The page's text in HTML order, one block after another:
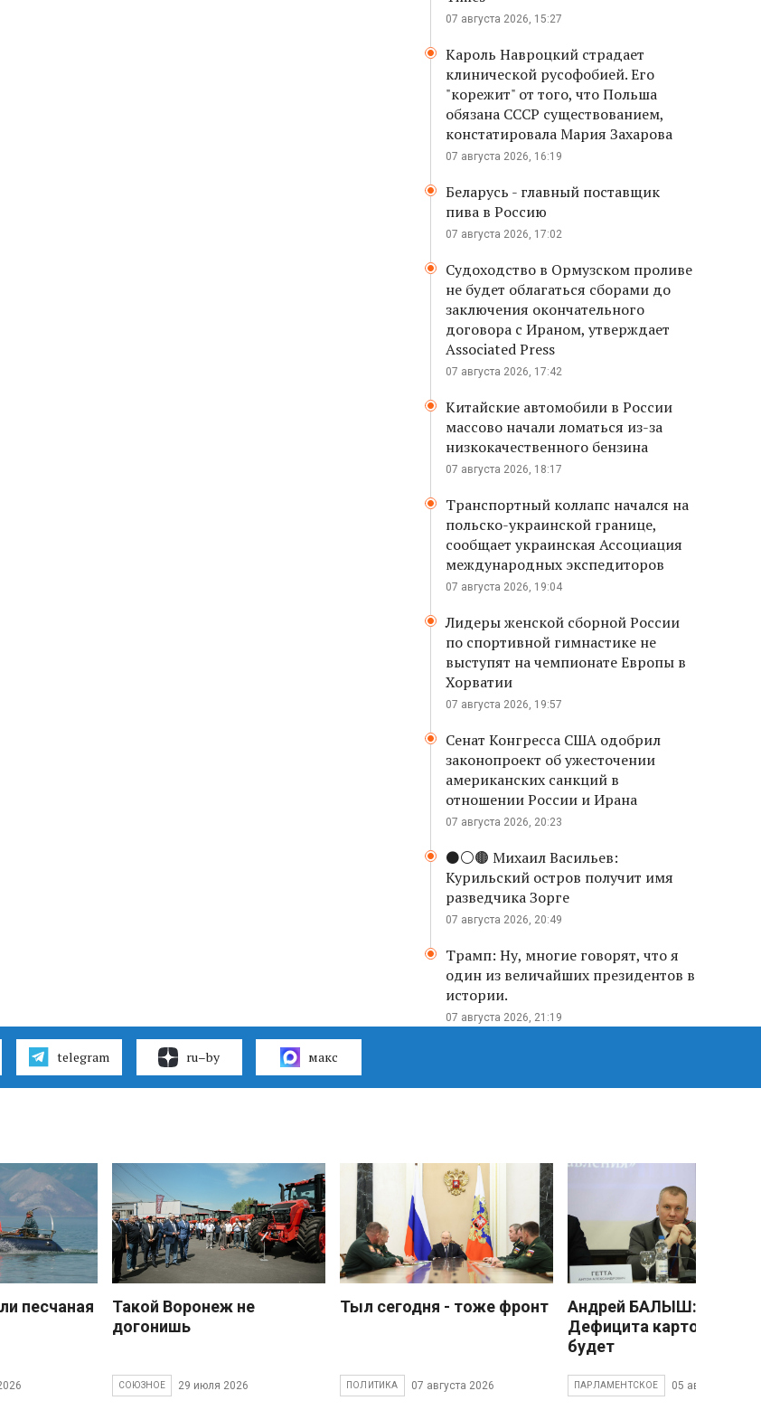
07 августа 2026, 15:27
Кароль Навроцкий страдает
клинической русофобией. Его
"корежит" от того, что Польша
обязана СССР существованием,
констатировала Мария Захарова
07 августа 2026, 16:19
Беларусь - главный поставщик
пива в Россию
07 августа 2026, 17:02
Судоходство в Ормузском проливе
не будет облагаться сборами до
заключения окончательного
договора с Ираном, утверждает
Associated Press
07 августа 2026, 17:42
Китайские автомобили в России
массово начали ломаться из-за
низкокачественного бензина
07 августа 2026, 18:17
Транспортный коллапс начался на
польско-украинской границе,
сообщает украинская Ассоциация
международных экспедиторов
07 августа 2026, 19:04
Лидеры женской сборной России
по спортивной гимнастике не
выступят на чемпионате Европы в
Хорватии
07 августа 2026, 19:57
Сенат Конгресса США одобрил
законопроект об ужесточении
американских санкций в
отношении России и Ирана
07 августа 2026, 20:23
⚫️⚪️🟤 Михаил Васильев:
Курильский остров получит имя
разведчика Зорге
07 августа 2026, 20:49
Трамп: Ну, многие говорят, что я
один из величайших президентов в
истории.
07 августа 2026, 21:19
telegram ru–by макс
песчаная
Такой Воронеж не
догонишь
СОЮЗНОЕ 29 июля 2026
Тыл сегодня - тоже фронт
ПОЛИТИКА 07 августа 2026
Андрей БАЛЫШ:
Дефицита картофеля не
будет
ПАРЛАМЕНТСКОЕ 05 августа 2026